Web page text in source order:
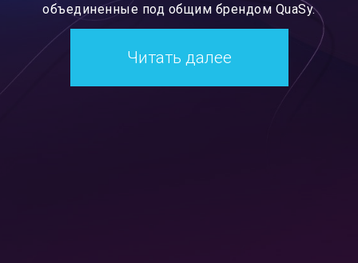
объединенные под общим брендом QuaSy.
Читать далее